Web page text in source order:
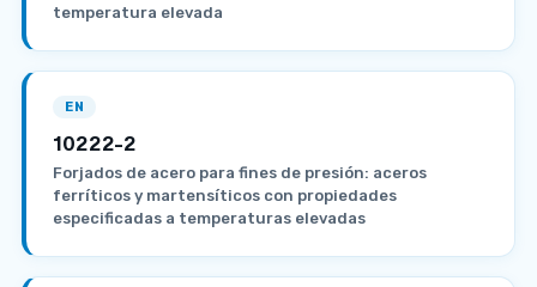
temperatura elevada
EN
10222-2
Forjados de acero para fines de presión: aceros
ferríticos y martensíticos con propiedades
especificadas a temperaturas elevadas